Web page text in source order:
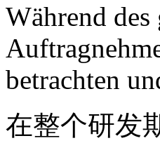
Während
betrachten
在整个研发